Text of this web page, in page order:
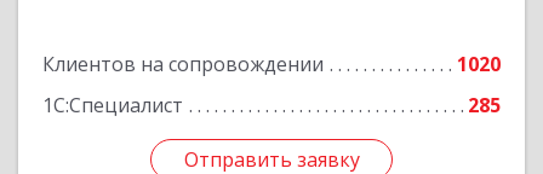
Клиентов на сопровождении
1020
1С:Специалист
285
Отправить заявку
Отправить заявку